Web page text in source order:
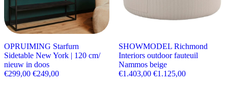
OPRUIMING Starfurn
Sidetable New York | 120 cm/
nieuw in doos
€299,00 Oorspronkelijke prijs was: €299,00.
€249,00Huidige prijs is: €249,00.
SHOWMODEL Richmond
Interiors outdoor fauteuil
Nammos beige
€1.403,00 Oorspronkelijke prijs
€1.125,00Huidige